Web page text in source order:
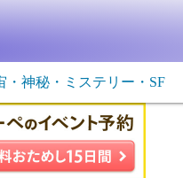
画
・神秘・ミステリー・SF
認生物・飛行物体
・ＳＦ